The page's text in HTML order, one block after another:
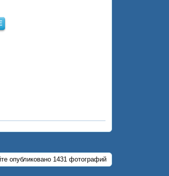
опубликовано 1431 фотографий